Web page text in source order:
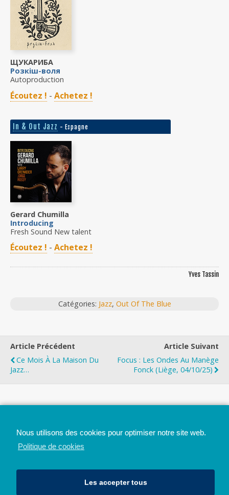
ЩУКАРИБА
Розкіш-воля
Autoproduction
Écoutez ! - Achetez !
In & Out Jazz - Espagne
Gerard Chumilla
Introducing
Fresh Sound New talent
Écoutez ! - Achetez !
Yves Tassin
Catégories: Jazz, Out Of The Blue
Article Précédent
Ce Mois À La Maison Du
Jazz…
Article Suivant
Focus : Les Ondes Au Manège
Fonck (Liège, 04/10/25)
Nous utilisons des cookies pour optimiser notre site web.
Politique de cookies
Les accepter tous